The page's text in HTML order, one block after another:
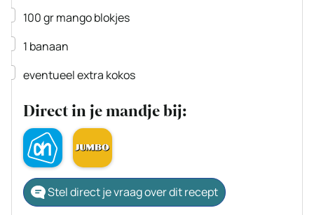
▢
100grmango blokjes
▢
1 banaan
▢
eventueel extra kokos
Direct in je mandje bij:
Stel direct je vraag over dit recept